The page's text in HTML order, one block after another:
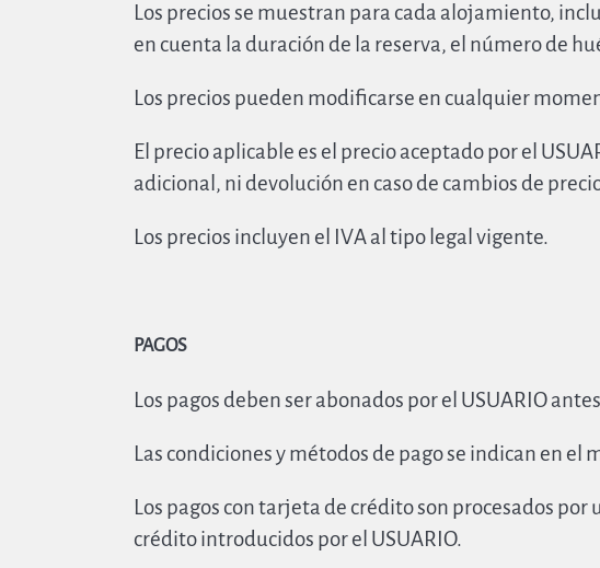
Los precios se muestran para cada alojamiento,
en cuenta la duración de la reserva, el número de
Los precios pueden modificarse en cualquier
El precio aplicable es el precio aceptado por el
adicional, ni devolución en caso de cambios de
Los precios incluyen el IVA al tipo legal vigente.
PAGOS
Los pagos deben ser abonados por el USUARIO
Las condiciones y métodos de pago se indican en
Los pagos con tarjeta de crédito son procesados
crédito introducidos por el USUARIO.